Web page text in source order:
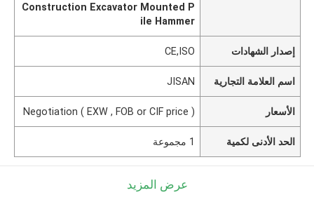
Construction Excavator Mounted P
ile Hammer
إصدار الشهادات CE,ISO
اسم العلامة التجارية JISAN
الأسعار Negotiation ( EXW , FOB or CIF price )
الحد الأدنى لكمية 1 مجموعة
عرض المزيد